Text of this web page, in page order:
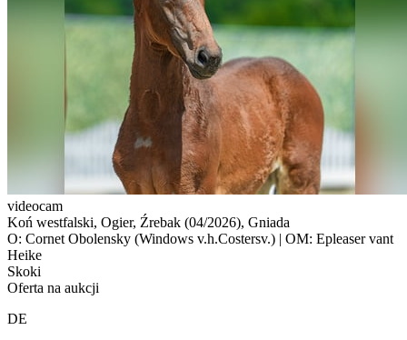
videocam
Koń westfalski, Ogier, Źrebak (04/2026), Gniada
O: Cornet Obolensky (Windows v.h.Costersv.) | OM: Epleaser vant
Heike
Skoki
Oferta na aukcji
DE